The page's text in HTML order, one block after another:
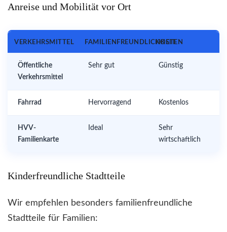
Anreise und Mobilität vor Ort
VERKEHRSMITTEL FAMILIENFREUNDLICHKEIT
KOSTEN
Öffentliche
Verkehrsmittel
Sehr gut Günstig
Fahrrad Hervorragend Kostenlos
HVV-
Familienkarte
Ideal
Sehr
wirtschaftlich
Kinderfreundliche Stadtteile
Wir empfehlen besonders familienfreundliche
Stadtteile für Familien: